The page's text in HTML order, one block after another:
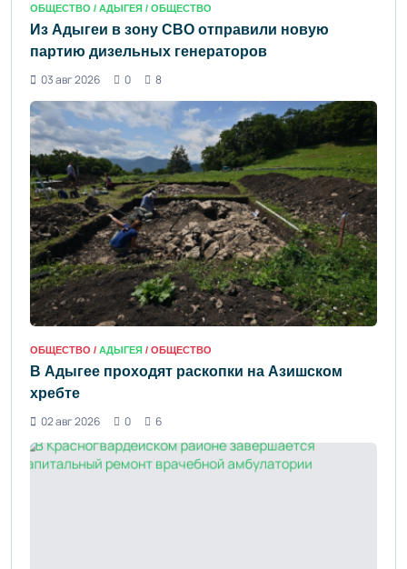
ОБЩЕСТВО / АДЫГЕЯ / ОБЩЕСТВО
Из Адыгеи в зону СВО отправили новую
партию дизельных генераторов
03 авг 2026
0 8
ОБЩЕСТВО / АДЫГЕЯ / ОБЩЕСТВО
В Адыгее проходят раскопки на Азишском
хребте
02 авг 2026
0 6